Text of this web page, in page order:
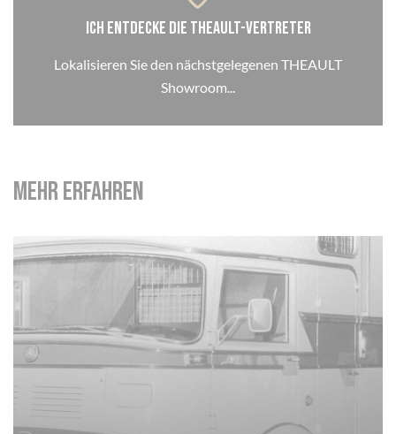
Ich entdecke die THEAULT-Vertreter
Lokalisieren Sie den nächstgelegenen THEAULT
Showroom...
Mehr erfahren